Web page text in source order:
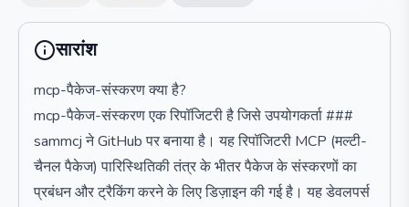
सारांश
mcp-पैकेज-संस्करण क्या है?
mcp-पैकेज-संस्करण एक रिपॉजिटरी है जिसे उपयोगकर्ता ###
sammcj ने GitHub पर बनाया है। यह रिपॉजिटरी MCP (मल्टी-
चैनल पैकेज) पारिस्थितिकी तंत्र के भीतर पैकेज के संस्करणों का
प्रबंधन और ट्रैकिंग करने के लिए डिज़ाइन की गई है। यह डेवलपर्स